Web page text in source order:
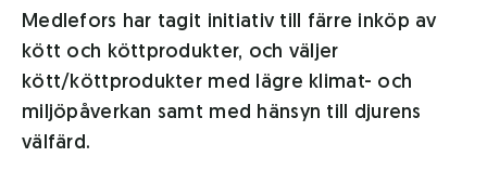
Medlefors har tagit initiativ till färre inköp av
kött och köttprodukter, och väljer
kött/köttprodukter med lägre klimat- och
miljöpåverkan samt med hänsyn till djurens
välfärd.